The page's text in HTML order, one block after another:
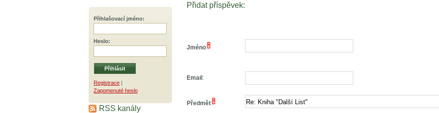
Přihlašovací jméno:
Heslo:
Registrace |
Zapomenuté heslo
RSS kanály
Přidat příspěvek:
Jméno:*
Email :
Předmět:*